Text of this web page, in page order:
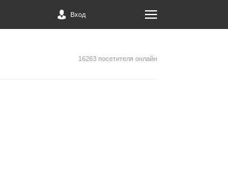
Вход
16263 посетителя онлайн